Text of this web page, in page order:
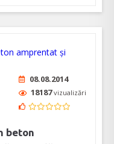
08.08.2014
18187vizualizări
beton